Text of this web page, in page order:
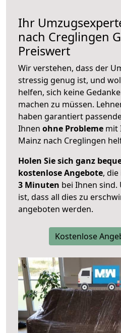
Ihr
nach Creglingen
Preiswert
Wir verstehen, dass der
stressig genug ist, und
helfen, sich keine
machen zu müssen.
haben garantiert
Ihnen ohne Probleme mit
Mainz nach Creglingen
Holen Sie sich ganz
kostenlose Angebote,
3 Minuten bei Ihnen sind.
ist, dass all dies zu
angeboten werden.
Kostenlose